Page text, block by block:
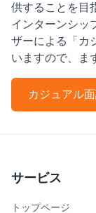
供することを目
インターンシッ
ザーによる「カ
いますので、ま
カジュアル
サービス
トップページ